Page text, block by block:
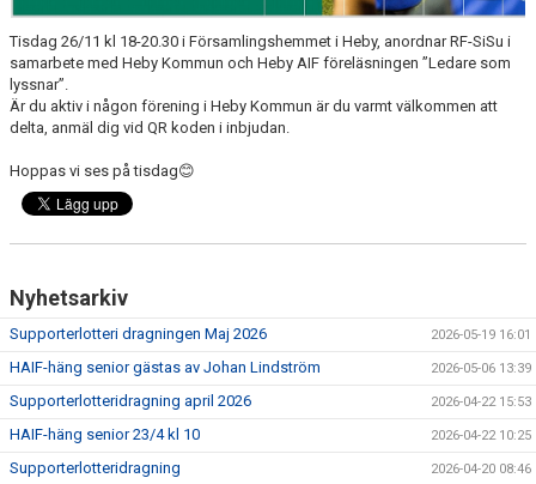
Tisdag 26/11 kl 18-20.30 i Församlingshemmet i Heby, anordnar RF-SiSu i
samarbete med Heby Kommun och Heby AIF föreläsningen ”Ledare som
lyssnar”.
Är du aktiv i någon förening i Heby Kommun är du varmt välkommen att
delta, anmäl dig vid QR koden i inbjudan.
Hoppas vi ses på tisdag😊
Nyhetsarkiv
Supporterlotteri dragningen Maj 2026 2026-05-19 16:01
HAIF-häng senior gästas av Johan Lindström 2026-05-06 13:39
Supporterlotteridragning april 2026 2026-04-22 15:53
HAIF-häng senior 23/4 kl 10 2026-04-22 10:25
Supporterlotteridragning 2026-04-20 08:46